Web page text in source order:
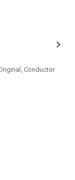
Conductor